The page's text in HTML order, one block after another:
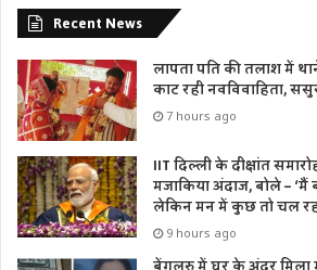
Recent News
लापता पति की तलाश में
काट रही नवविवाहिता,
7 hours ago
IIT दिल्ली के दीक्षांत
मजाकिया अंदाज, बोले – ‘मैं
लेकिन मन में कुछ तो चल
9 hours ago